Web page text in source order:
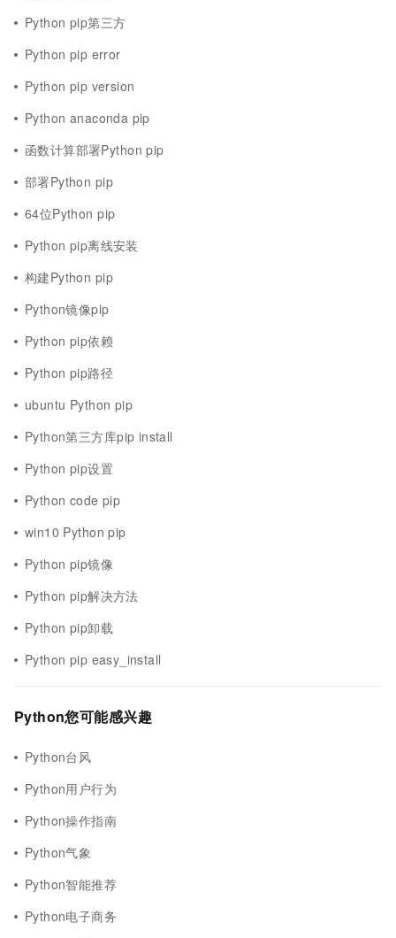
Python pip第三方
Python pip error
Python pip version
Python anaconda pip
函数计算部署Python pip
部署Python pip
64位Python pip
Python pip离线安装
构建Python pip
Python镜像pip
Python pip依赖
Python pip路径
ubuntu Python pip
Python第三方库pip install
Python pip设置
Python code pip
win10 Python pip
Python pip镜像
Python pip解决方法
Python pip卸载
Python pip easy_install
Python您可能感兴趣
Python台风
Python用户行为
Python操作指南
Python气象
Python智能推荐
Python电子商务